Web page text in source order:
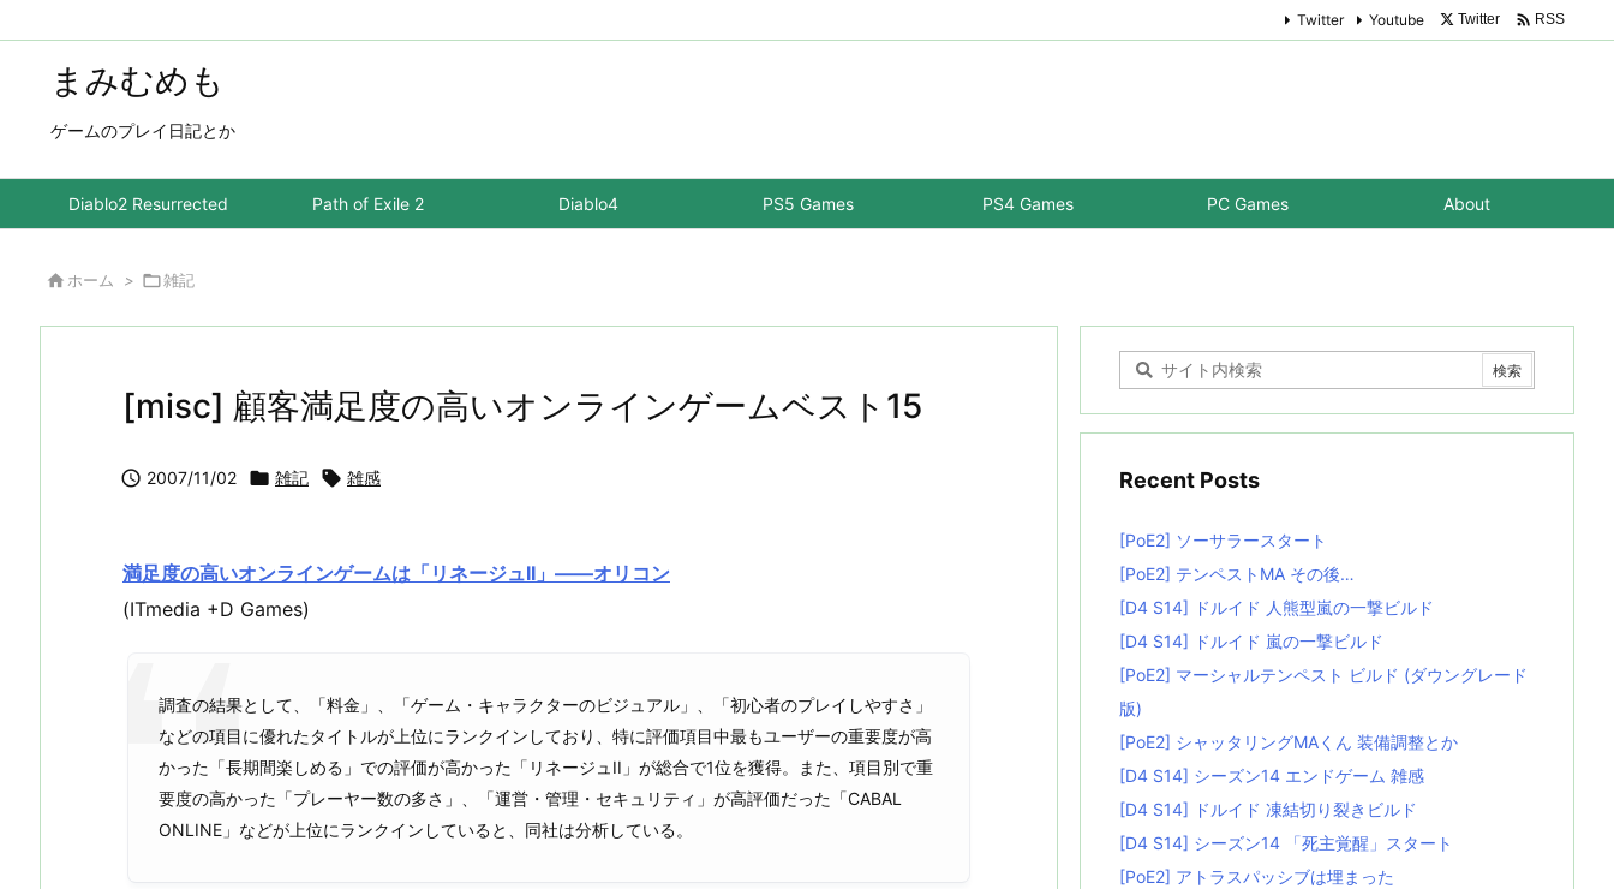
まみむめも
ゲームのプレイ日記とか
Diablo2 Resurrected Path of Exile 2 Diablo4 PS5 Games PS4 Games PC Games About
Twitter Youtube Twitter  RSS
 ホーム > 雑記
[misc] 顧客満足度の高いオンラインゲームベスト15
 2007/11/02  雑記  雑感
満足度の高いオンラインゲームは「リネージュII」――オリコン
(ITmedia +D Games)
調査の結果として、「料金」、「ゲーム・キャラクターのビジュアル」、「初心者のプレイしやすさ」
などの項目に優れたタイトルが上位にランクインしており、特に評価項目中最もユーザーの重要度が高
かった「長期間楽しめる」での評価が高かった「リネージュII」が総合で1位を獲得。また、項目別で重
要度の高かった「プレーヤー数の多さ」、「運営・管理・セキュリティ」が高評価だった「CABAL
ONLINE」などが上位にランクインしていると、同社は分析している。
Recent Posts
[PoE2] ソーサラースタート
[PoE2] テンペストMA その後…
[D4 S14] ドルイド 人熊型嵐の一撃ビルド
[D4 S14] ドルイド 嵐の一撃ビルド
[PoE2] マーシャルテンペスト ビルド (ダウングレード
版)
[PoE2] シャッタリングMAくん 装備調整とか
[D4 S14] シーズン14 エンドゲーム 雑感
[D4 S14] ドルイド 凍結切り裂きビルド
[D4 S14] シーズン14 「死主覚醒」スタート
[PoE2] アトラスパッシブは埋まった